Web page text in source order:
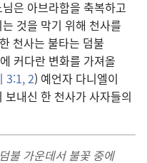
은 아브라함을 축복하고
것을 막기 위해 천사를
천사는 불타는 덤불
커다란 변화를 가져올
3:1, 2) 예언자 다니엘이
보내신 한 천사가 사자들의
불 가운데서 불꽃 중에